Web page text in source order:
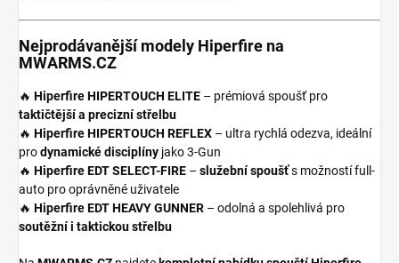
Nejprodávanější modely Hiperfire na
MWARMS.CZ
🔥 Hiperfire HIPERTOUCH ELITE – prémiová spoušť pro
taktičtější a precizní střelbu
🔥 Hiperfire HIPERTOUCH REFLEX – ultra rychlá odezva, ideální
prodynamické disciplíny jako 3-Gun
🔥 Hiperfire EDT SELECT-FIRE – služební spoušťs možností full-
auto pro oprávněné uživatele
🔥 Hiperfire EDT HEAVY GUNNER – odolná a spolehlivá pro
soutěžní i taktickou střelbu